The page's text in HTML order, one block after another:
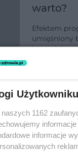
warto?
Efektem
umięśniony
brzuszków,
naszych 1162
informacje